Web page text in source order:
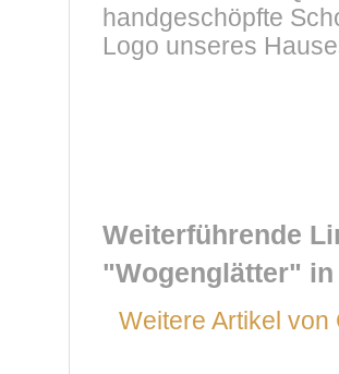
handgeschöpfte
Logo unseres
Weiterführende
"Wogenglätter"
Weitere Artikel